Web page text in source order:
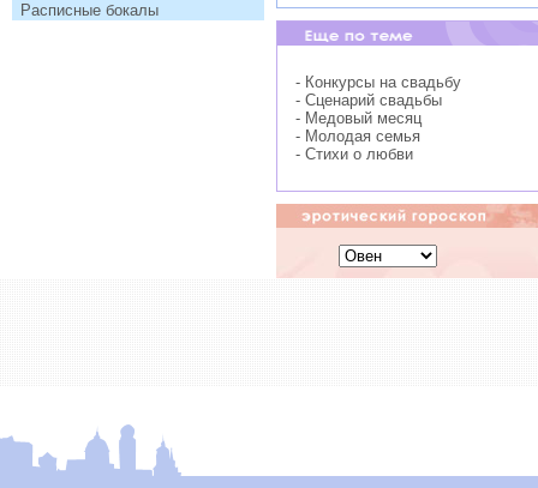
Расписные бокалы
- Конкурсы на свадьбу
- Сценарий свадьбы
- Медовый месяц
- Молодая семья
- Стихи о любви